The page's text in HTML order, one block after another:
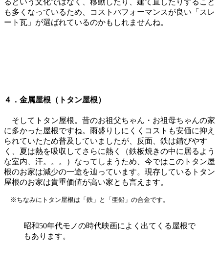
も多くなっているため、コストパフォーマンスが良い「スレ
ート瓦」が選ばれているのかもしれませんね。
４．金属屋根（トタン屋根）
そしてトタン屋根。昔のお祖父ちゃん・お祖母ちゃんの家
に多かった屋根ですね。雨盛りしにくくコストも安価に抑え
られていたため普及していましたが、反面、鉄は錆びやす
く、夏は熱を吸収してさらに熱く（鉄板焼きの中に居るよう
な室内、汗。。。）なってしまうため、今ではこのトタン屋
根のお家は減少の一途を辿っています。現存しているトタン
屋根のお家は貴重価値が高い家とも言えます。
※ちなみにトタン屋根は「鉄」と「亜鉛」の合金です。
昭和50年代モノの時代映画によく出てくる屋根で
もあります。